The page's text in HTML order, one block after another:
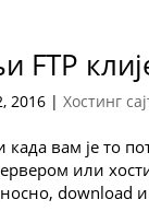
FTP
2016 | Хостинг
када вам је то
или
download и